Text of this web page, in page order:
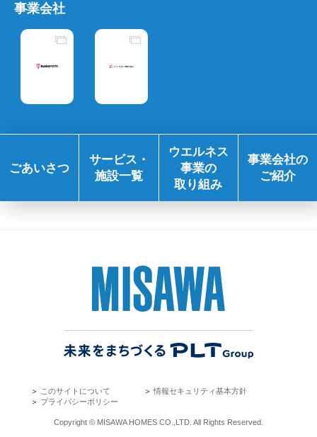
ごあいさつ
サービス・
施設一覧
ウエルネス
事業の
取り組み
事業会社の
ご紹介
事業会社
＞ このサイトについて ＞情報セキュリティ基本方針
＞ プライバシーポリシー
Copyright © MISAWA HOMES CO.,LTD. All Rights Reserved.